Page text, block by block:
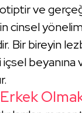
ve
cinsel
Bir bireyin
beyanına